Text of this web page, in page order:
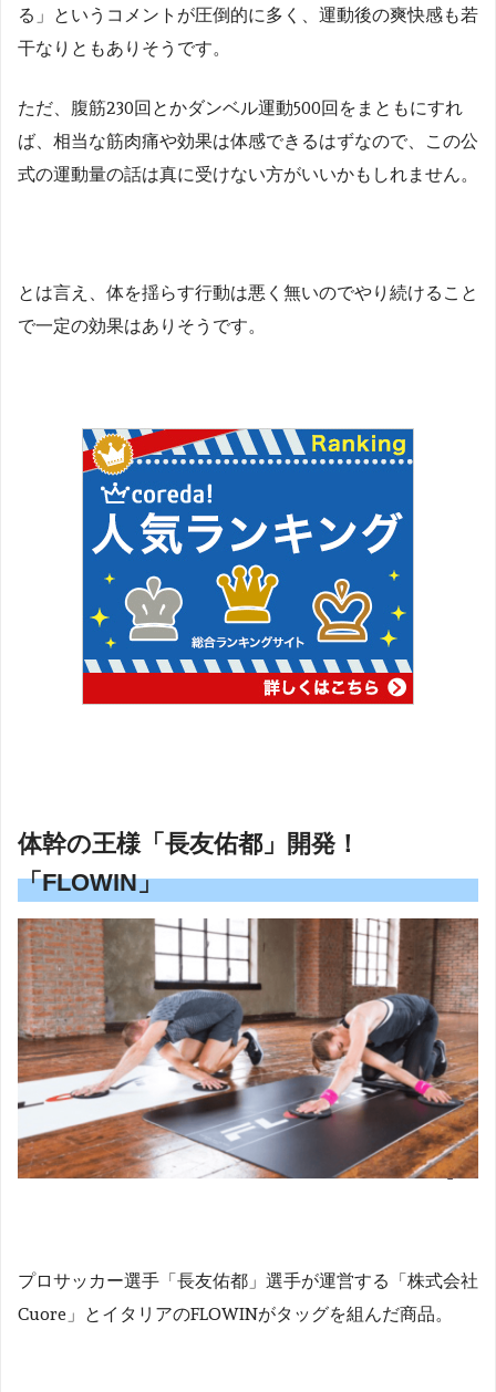
る」というコメントが圧倒的に多く、運動後の爽快感も若
干なりともありそうです。
ただ、腹筋230回とかダンベル運動500回をまともにすれ
ば、相当な筋肉痛や効果は体感できるはずなので、この公
式の運動量の話は真に受けない方がいいかもしれません。
とは言え、体を揺らす行動は悪く無いのでやり続けること
で一定の効果はありそうです。
体幹の王様「長友佑都」開発！
「FLOWIN」
プロサッカー選手「長友佑都」選手が運営する「株式会社
Cuore」とイタリアのFLOWINがタッグを組んだ商品。